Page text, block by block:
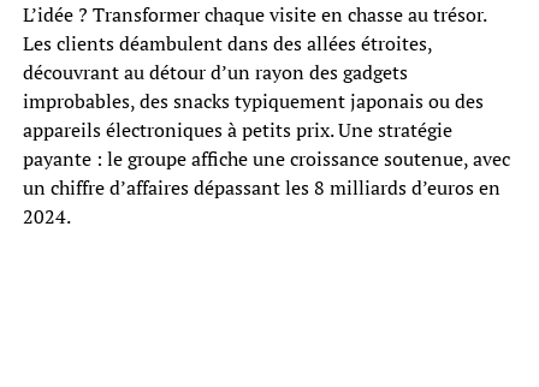
L’idée ? Transformer chaque visite en chasse au trésor.
Les clients déambulent dans des allées étroites,
découvrant au détour d’un rayon des gadgets
improbables, des snacks typiquement japonais ou des
appareils électroniques à petits prix. Une stratégie
payante : le groupe affiche une croissance soutenue, avec
un chiffre d’affaires dépassant les 8 milliards d’euros en
2024.